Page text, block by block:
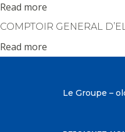
Read more
COMPTOIR GENERAL
Read more
Le Groupe –